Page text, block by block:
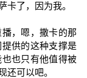
卡了，因为我。
，嗯，撒卡的那
供的这种支撑是
也只有他值得被
还可以吧。